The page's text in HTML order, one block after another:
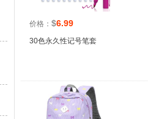
价格： $6.99
30色永久性记号笔套